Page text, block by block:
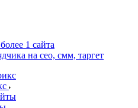
1 сайта
на сео, смм, таргет